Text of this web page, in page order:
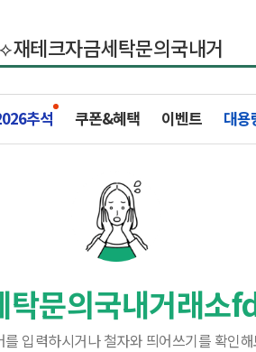
추석 쿠폰&혜택 이벤트 대용
문의국내거래소
를 입력하시거나 철자와 띄어쓰기를 확인